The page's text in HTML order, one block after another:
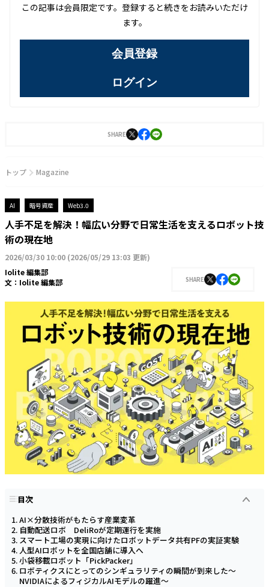
この記事は会員限定です。登録すると続きをお読みいただけ
ます。
会員登録
ログイン
SHARE
トップ Magazine
AI 暗号資産 Web3.0
人手不足を解決！幅広い分野で日常生活を支えるロボット技
術の現在地
2026/03/30 10:00 (2026/05/29 13:03 更新)
Iolite 編集部
文： Iolite 編集部 SHARE
目次
AI×分散技術がもたらす産業変革
自動配送ロボ DeliRoが定期運行を実施
スマート工場の実現に向けたロボットデータ共有PFの実証実験
人型AIロボットを全国店舗に導入へ
小袋移載ロボット「PickPacker」
ロボティクスにとってのシンギュラリティの瞬間が到来した～
NVIDIAによるフィジカルAIモデルの躍進～